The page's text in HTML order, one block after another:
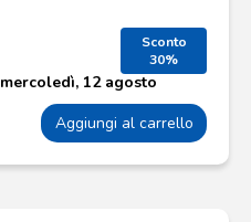
Sconto
30%
mercoledì, 12 agosto
Aggiungi al carrello